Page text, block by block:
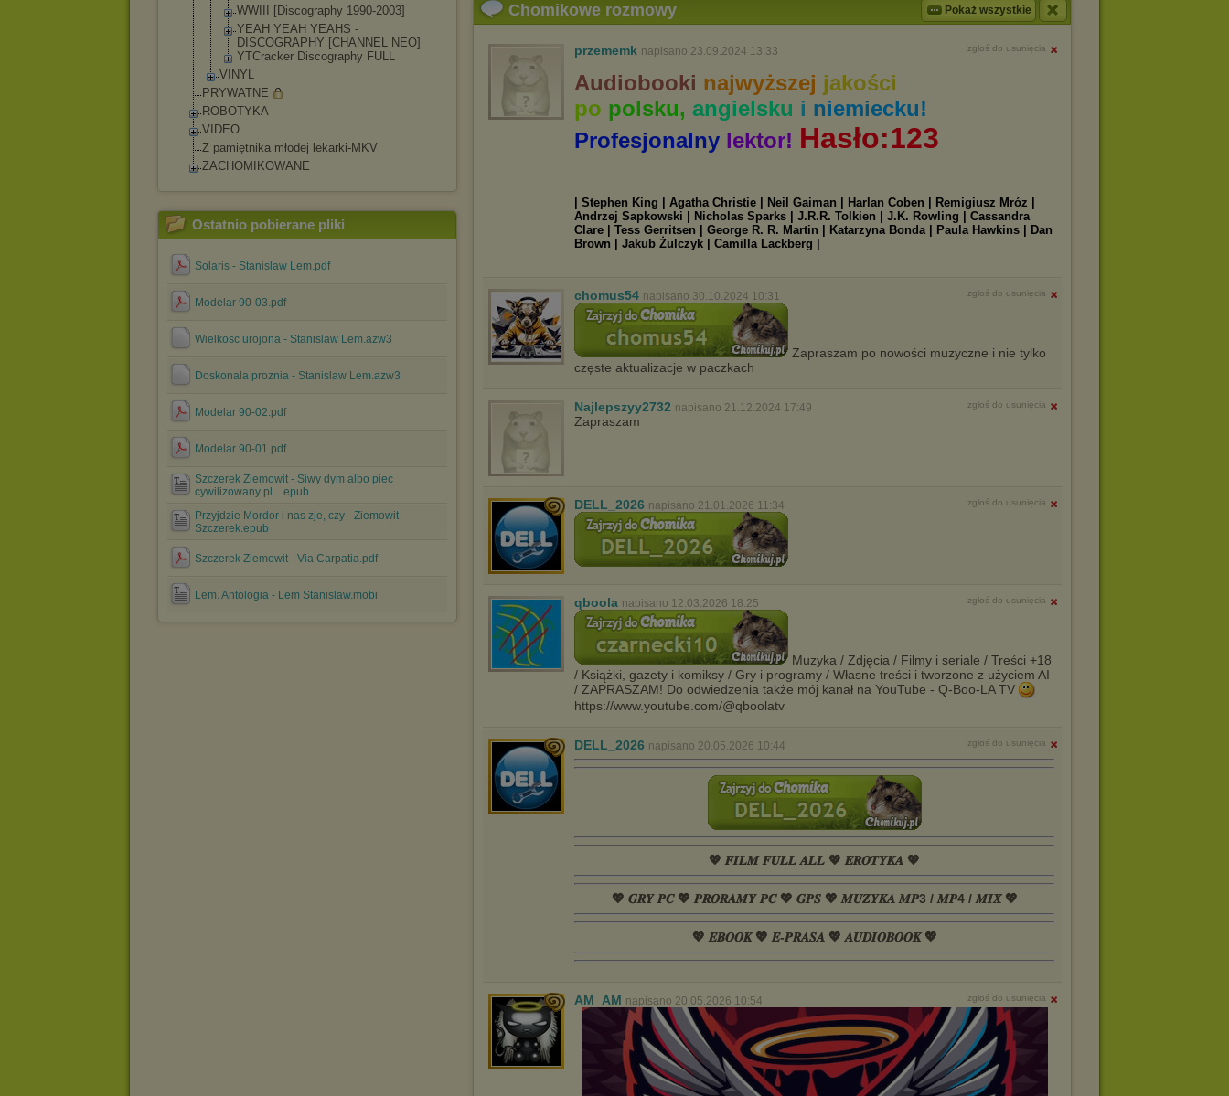
Wyrażenie sprzeciwu spowoduje, że wyświetlana Ci reklama nie
będzie dopasowana do Twoich preferencji, a będzie to reklama
Istnieje możliwość zmiany ustawień przeglądarki internetowej w
sposób uniemożliwiający przechowywanie plików cookies na
urządzeniu końcowym. Można również usunąć pliki cookies,
dokonując odpowiednich zmian w ustawieniach przeglądarki
internetowej.
Pełną informację na ten temat znajdziesz pod adresem
WWIII [Discography 1990-2003]
YEAH YEAH YEAHS -
DISCOGRAPHY [CHANNEL NEO]
YTCracker Discography FULL
VINYL
PRYWATNE
ROBOTYKA
VIDEO
Z pamiętnika młodej lekarki-MKV
ZACHOMIKOWANE
Ostatnio pobierane pliki
Solaris - Stanislaw Lem.pdf
Modelar 90-03.pdf
Wielkosc urojona - Stanislaw Lem.azw3
Doskonala proznia - Stanislaw Lem.azw3
Modelar 90-02.pdf
Modelar 90-01.pdf
Szczerek Ziemowit - Siwy dym albo piec
cywilizowany pl....epub
Przyjdzie Mordor i nas zje, czy - Ziemowit
Szczerek.epub
Szczerek Ziemowit - Via Carpatia.pdf
Lem. Antologia - Lem Stanislaw.mobi
Chomikowe rozmowy Pokaż wszystkie
przememk napisano 23.09.2024 13:33 zgłoś do usunięcia
Audiobooki najwyższej jakości
po polsku, angielsku i niemiecku!
Profesjonalny lektor! Hasło:123
| Stephen King | Agatha Christie | Neil Gaiman | Harlan Coben | Remigiusz Mróz |
Andrzej Sapkowski | Nicholas Sparks | J.R.R. Tolkien | J.K. Rowling | Cassandra
Clare | Tess Gerritsen | George R. R. Martin | Katarzyna Bonda | Paula Hawkins | Dan
Brown | Jakub Żulczyk | Camilla Lackberg |
chomus54 napisano 30.10.2024 10:31 zgłoś do usunięcia
Zapraszam po nowości muzyczne i nie tylko
częste aktualizacje w paczkach
Najlepszyy2732 napisano 21.12.2024 17:49 zgłoś do usunięcia
Zapraszam
DELL_2026 napisano 21.01.2026 11:34 zgłoś do usunięcia
qboola napisano 12.03.2026 18:25 zgłoś do usunięcia
Muzyka / Zdjęcia / Filmy i seriale / Treści +18
/ Książki, gazety i komiksy / Gry i programy / Własne treści i tworzone z użyciem AI
/ ZAPRASZAM! Do odwiedzenia także mój kanał na YouTube - Q-Boo-LA TV
https://www.youtube.com/@qboolatv
DELL_2026 napisano 20.05.2026 10:44 zgłoś do usunięcia
💖 𝑭𝑰𝑳𝑴 𝑭𝑼𝑳𝑳 𝑨𝑳𝑳 💖 𝑬𝑹𝑶𝑻𝒀𝑲𝑨 💖
💖 𝑮𝑹𝒀 𝑷𝑪 💖 𝑷𝑹𝑶𝑹𝑨𝑴𝒀 𝑷𝑪 💖 𝑮𝑷𝑺 💖 𝑴𝑼𝒁𝒀𝑲𝑨 𝑴𝑷3 / 𝑴𝑷4 / 𝑴𝑰𝑿 💖
💖 𝑬𝑩𝑶𝑶𝑲 💖 𝑬-𝑷𝑹𝑨𝑺𝑨 💖 𝑨𝑼𝑫𝑰𝑶𝑩𝑶𝑶𝑲 💖
AM_AM napisano 20.05.2026 10:54 zgłoś do usunięcia